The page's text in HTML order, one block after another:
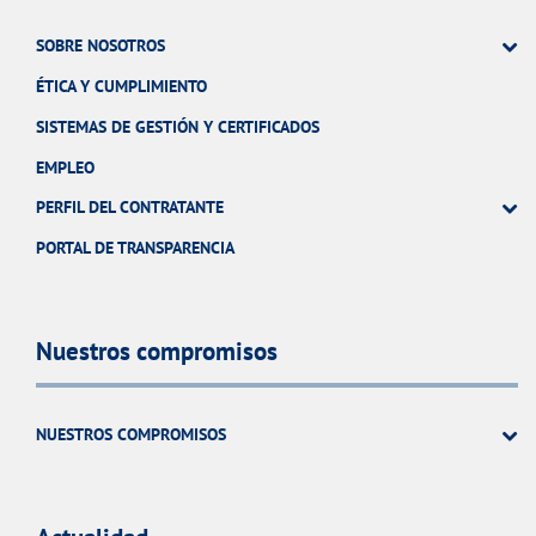
SOBRE NOSOTROS
ÉTICA Y CUMPLIMIENTO
SISTEMAS DE GESTIÓN Y CERTIFICADOS
EMPLEO
PERFIL DEL CONTRATANTE
PORTAL DE TRANSPARENCIA
Nuestros compromisos
NUESTROS COMPROMISOS